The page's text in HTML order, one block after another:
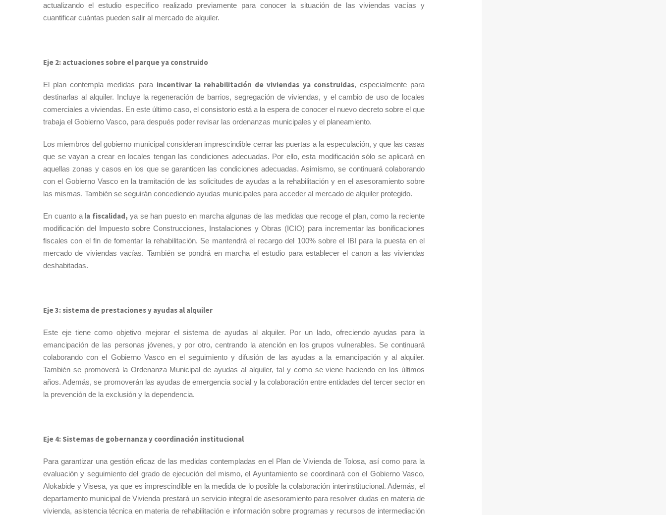
actualizando el estudio específico realizado previamente para conocer la situación de las viviendas vacías y
cuantificar cuántas pueden salir al mercado de alquiler.
Eje 2: actuaciones sobre el parque ya construido
El plan contempla medidas para incentivar la rehabilitación de viviendas ya construidas, especialmente para
destinarlas al alquiler. Incluye la regeneración de barrios, segregación de viviendas, y el cambio de uso de locales
comerciales a viviendas. En este último caso, el consistorio está a la espera de conocer el nuevo decreto sobre el que
trabaja el Gobierno Vasco, para después poder revisar las ordenanzas municipales y el planeamiento.
Los miembros del gobierno municipal consideran imprescindible cerrar las puertas a la especulación, y que las casas
que se vayan a crear en locales tengan las condiciones adecuadas. Por ello, esta modificación sólo se aplicará en
aquellas zonas y casos en los que se garanticen las condiciones adecuadas. Asimismo, se continuará colaborando
con el Gobierno Vasco en la tramitación de las solicitudes de ayudas a la rehabilitación y en el asesoramiento sobre
las mismas. También se seguirán concediendo ayudas municipales para acceder al mercado de alquiler protegido.
En cuanto ala fiscalidad, ya se han puesto en marcha algunas de las medidas que recoge el plan, como la reciente
modificación del Impuesto sobre Construcciones, Instalaciones y Obras (ICIO) para incrementar las bonificaciones
fiscales con el fin de fomentar la rehabilitación. Se mantendrá el recargo del 100% sobre el IBI para la puesta en el
mercado de viviendas vacías. También se pondrá en marcha el estudio para establecer el canon a las viviendas
deshabitadas.
Eje 3: sistema de prestaciones y ayudas al alquiler
Este eje tiene como objetivo mejorar el sistema de ayudas al alquiler. Por un lado, ofreciendo ayudas para la
emancipación de las personas jóvenes, y por otro, centrando la atención en los grupos vulnerables. Se continuará
colaborando con el Gobierno Vasco en el seguimiento y difusión de las ayudas a la emancipación y al alquiler.
También se promoverá la Ordenanza Municipal de ayudas al alquiler, tal y como se viene haciendo en los últimos
años. Además, se promoverán las ayudas de emergencia social y la colaboración entre entidades del tercer sector en
la prevención de la exclusión y la dependencia.
Eje 4: Sistemas de gobernanza y coordinación institucional
Para garantizar una gestión eficaz de las medidas contempladas en el Plan de Vivienda de Tolosa, así como para la
evaluación y seguimiento del grado de ejecución del mismo, el Ayuntamiento se coordinará con el Gobierno Vasco,
Alokabide y Visesa, ya que es imprescindible en la medida de lo posible la colaboración interinstitucional. Además, el
departamento municipal de Vivienda prestará un servicio integral de asesoramiento para resolver dudas en materia de
vivienda, asistencia técnica en materia de rehabilitación e información sobre programas y recursos de intermediación